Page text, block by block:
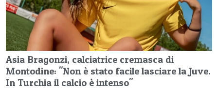
Asia Bragonzi, calciatrice cremasca di
Montodine: "Non è stato facile lasciare la Juve.
In Turchia il calcio è intenso"